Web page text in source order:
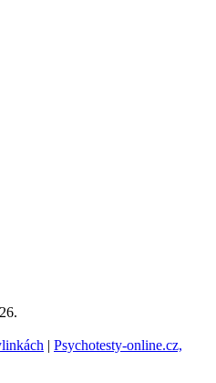
| Psychotesty-online.cz,